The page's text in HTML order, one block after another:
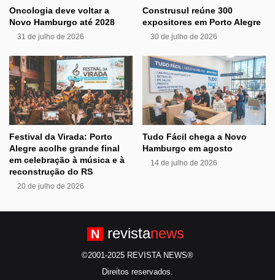
Oncologia deve voltar a
Novo Hamburgo até 2028
31 de julho de 2026
Construsul reúne 300
expositores em Porto Alegre
30 de julho de 2026
Festival da Virada: Porto
Alegre acolhe grande final
em celebração à música e à
reconstrução do RS
20 de julho de 2026
Tudo Fácil chega a Novo
Hamburgo em agosto
14 de julho de 2026
N revistanews
©2001-2025 REVISTA NEWS®
Direitos reservados.